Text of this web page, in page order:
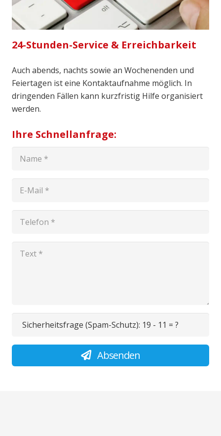
24-Stunden-Service & Erreichbarkeit
Auch abends, nachts sowie an Wochenenden und
Feiertagen ist eine Kontaktaufnahme möglich. In
dringenden Fällen kann kurzfristig Hilfe organisiert
werden.
Ihre Schnellanfrage:
Sicherheitsfrage (Spam-Schutz): 19 - 11 = ?
Absenden